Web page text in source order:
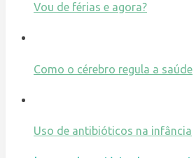
Vou de férias e agora?
Como o cérebro regula a saúde
Uso de antibióticos na infância